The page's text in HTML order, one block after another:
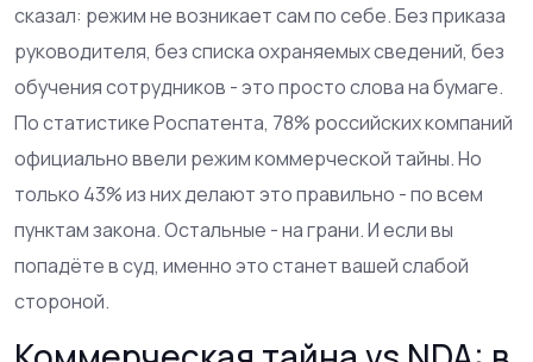
сказал: режим не возникает сам по себе. Без приказа
руководителя, без списка охраняемых сведений, без
обучения сотрудников - это просто слова на бумаге.
По статистике Роспатента, 78% российских компаний
официально ввели режим коммерческой тайны. Но
только 43% из них делают это правильно - по всем
пунктам закона. Остальные - на грани. И если вы
попадёте в суд, именно это станет вашей слабой
стороной.